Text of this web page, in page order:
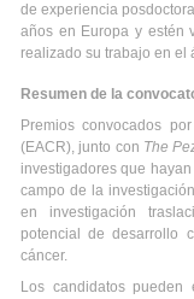
de experiencia
años en Europa y estén
realizado su trabajo en el
Resumen de la
Premios convocados
(EACR), junto con The
investigadores que
campo de la
en investigación
potencial de desarrollo
cáncer.
Los candidatos pueden